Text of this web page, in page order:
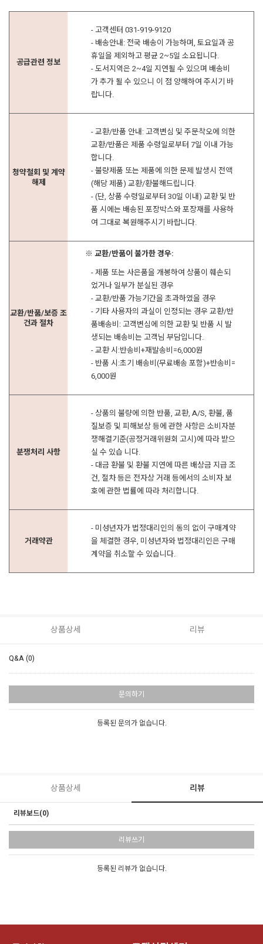
공급관련 정보
- 고객센터 031-919-9120
- 배송안내: 전국 배송이 가능하며, 토요일과 공
휴일을 제외하고 평균 2~5일 소요됩니다.
- 도서지역은 2~4일 지연될 수 있으며 배송비
가 추가 될 수 있으니 이 점 양해하여 주시기 바
랍니다.
청약철회 및 계약
해제
- 교환/반품 안내: 고객변심 및 주문착오에 의한
교환/반품은 제품 수령일로부터 7일 이내 가능
합니다.
- 불량제품 또는 제품에 의한 문제 발생시 전액
(해당 제품) 교환/환불해드립니다.
- (단, 상품 수령일로부터 30일 이내) 교환 및 반
품 시에는 배송된 포장박스와 포장재를 사용하
여 그대로 복원해주시기 바랍니다.
교환/반품/보증 조
건과 절차
※ 교환/반품이 불가한 경우:
- 제품 또는 사은품을 개봉하여 상품이 훼손되
었거나 일부가 분실된 경우
- 교환/반품 가능기간을 초과하였을 경우
- 기타 사용자의 과실이 인정되는 경우 교환/반
품배송비: 고객변심에 의한 교환 및 반품 시 발
생되는 배송비는 고객님 부담입니다.
- 교환 시:반송비+재발송비=6,000원
- 반품 시:초기 배송비(무료배송 포함)+반송비=
6,000원
분쟁처리 사항
- 상품의 불량에 의한 반품, 교환, A/S, 환불, 품
질보증 및 피해보상 등에 관한 사항은 소비자분
쟁해결기준(공정거래위원회 고시)에 따라 받으
실 수 있습 니다.
- 대금 환불 및 환불 지연에 따른 배상금 지급 조
건, 절차 등은 전자상 거래 등에서의 소비자 보
호에 관한 법률에 따라 처리합니다.
거래약관
- 미성년자가 법정대리인의 동의 없이 구매계약
을 체결한 경우, 미성년자와 법정대리인은 구매
계약을 취소할 수 있습니다.
상품상세 리뷰
Q&A (0)
문의하기
등록된 문의가 없습니다.
상품상세 리뷰
리뷰보드(0)
리뷰쓰기
등록된 리뷰가 없습니다.